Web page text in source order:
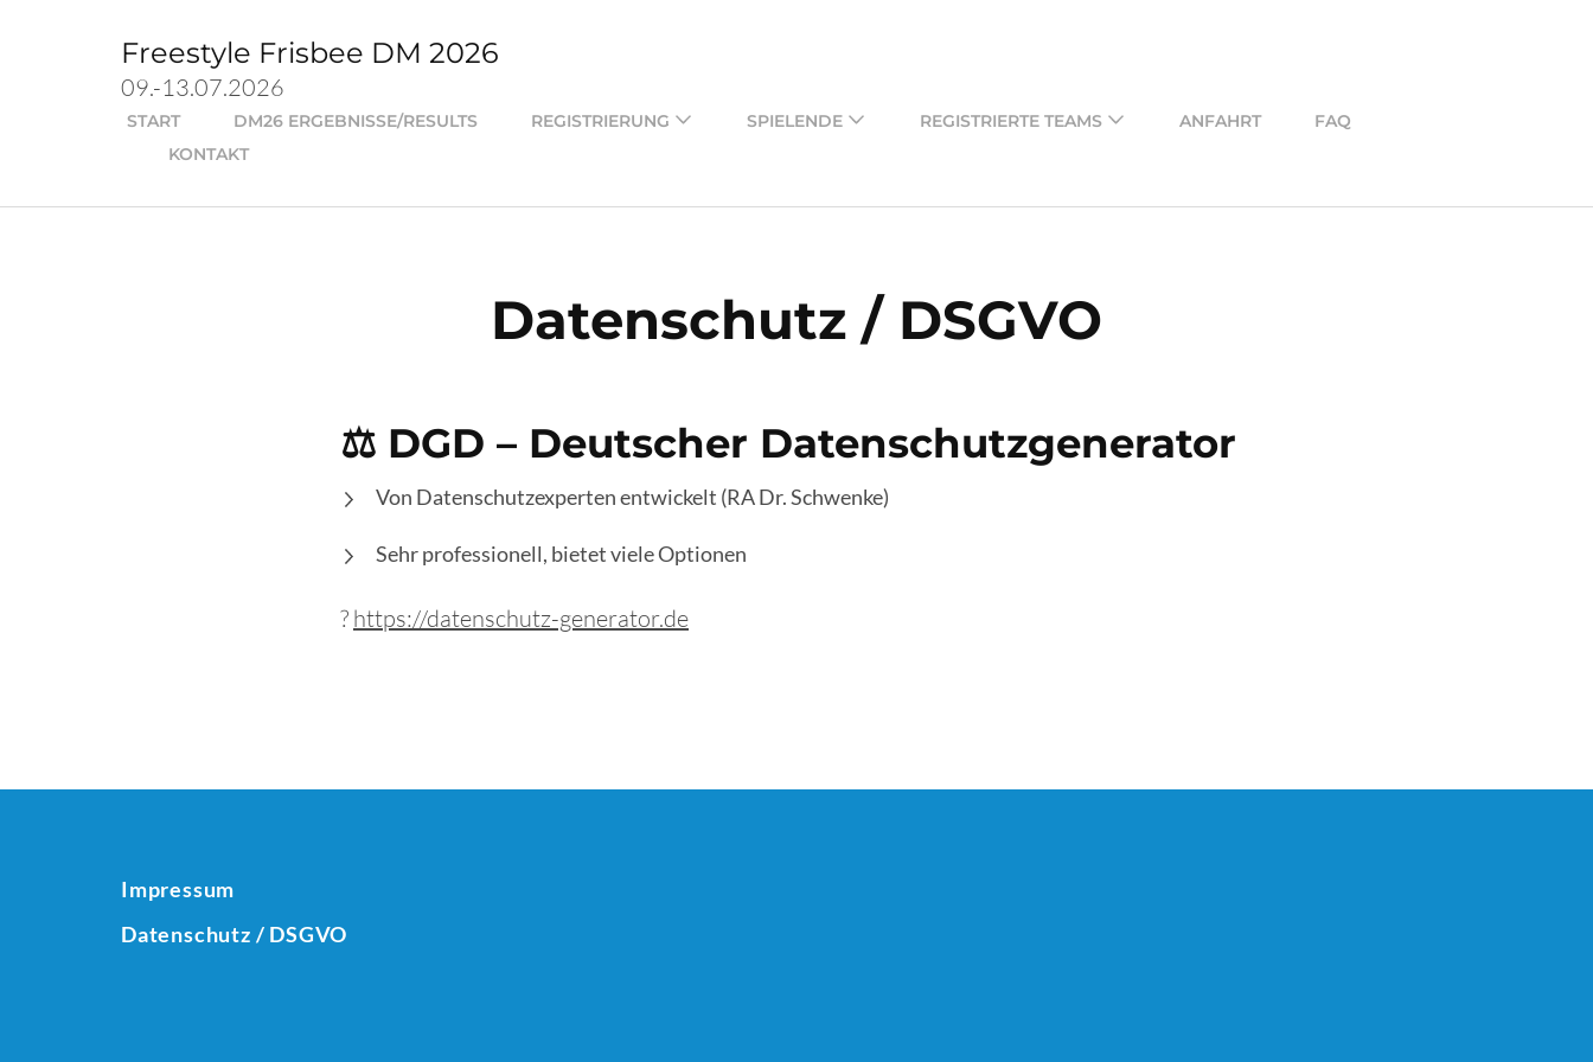
Freestyle Frisbee DM 2026
09.-13.07.2026
START DM26 ERGEBNISSE/RESULTS REGISTRIERUNG SPIELENDE REGISTRIERTE TEAMS ANFAHRT
FAQ
KONTAKT
Datenschutz / DSGVO
⚖️ DGD – Deutscher Datenschutzgenerator
Von Datenschutzexperten entwickelt (RA Dr. Schwenke)
Sehr professionell, bietet viele Optionen
? https://datenschutz-generator.de
Impressum
Datenschutz / DSGVO